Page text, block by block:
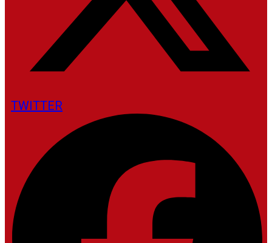
TWITTER